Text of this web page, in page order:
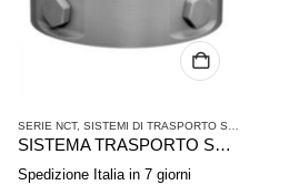
SERIE NCT, SISTEMI DI TRASPORTO SENZA CONTATTO
SISTEMA TRASPORTO SENZA CONTATTO AVENTICS SERIE NCT-AL R412010372
Spedizione Italia in 7 giorni